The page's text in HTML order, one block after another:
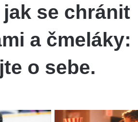
se chránit
a čmeláky:
o sebe.